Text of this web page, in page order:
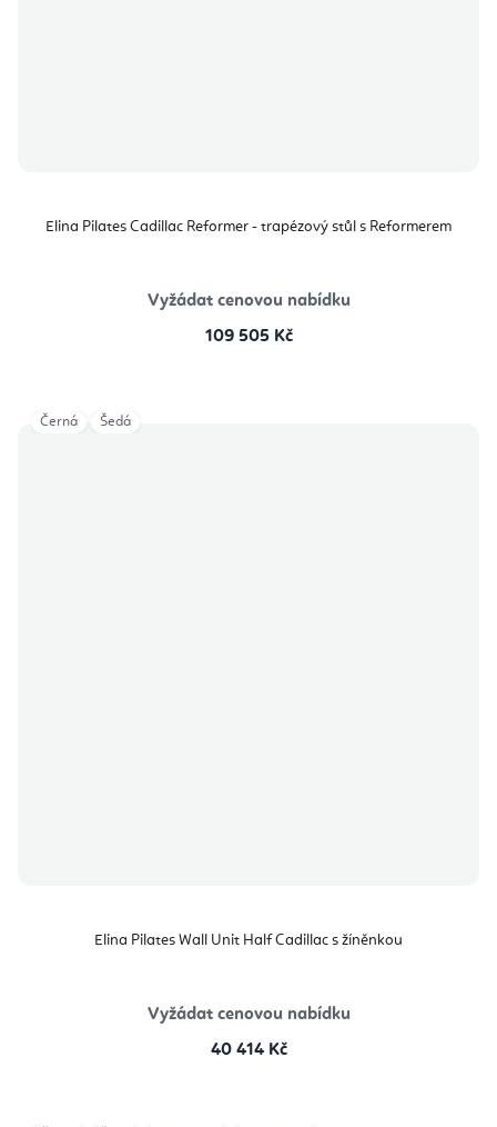
Elina Pilates Cadillac Reformer - trapézový stůl s Reformerem
Vyžádat cenovou nabídku
109 505 Kč
Elina Pilates Wall Unit Half Cadillac s žíněnkou
Vyžádat cenovou nabídku
40 414 Kč
Černá Šedá